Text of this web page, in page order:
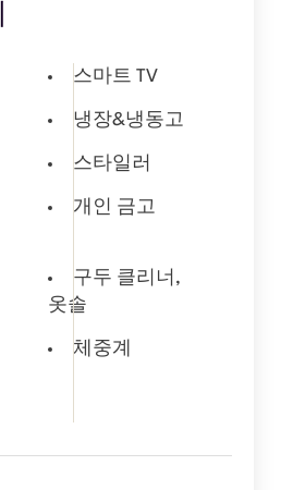
스마트 TV
냉장&냉동고
스타일러
개인 금고
구두 클리너,
옷솔
체중계